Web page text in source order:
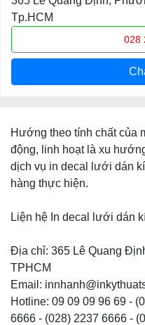
Tp.HCM
028
Hướng theo tính chất của
động, linh hoạt là xu
dịch vụ in decal lưới dán
hàng thực hiện.
Liện hệ In decal lưới dán
Địa chỉ: 365 Lê Quang
TPHCM
Email:
Hotline: 09 09 09 96 69 -
6666 - (028) 2237 6666 -